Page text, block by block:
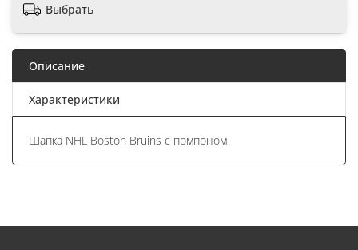
Выбрать
Описание
Характеристики
Шапка NHL Boston Bruins с помпоном